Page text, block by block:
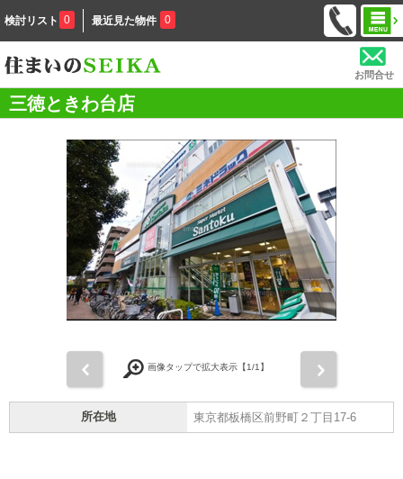
検討リスト 0 最近見た物件 0
お問合せ
三徳ときわ台店
画像タップで拡大表示【1/1】
所在地 東京都板橋区前野町２丁目17-6